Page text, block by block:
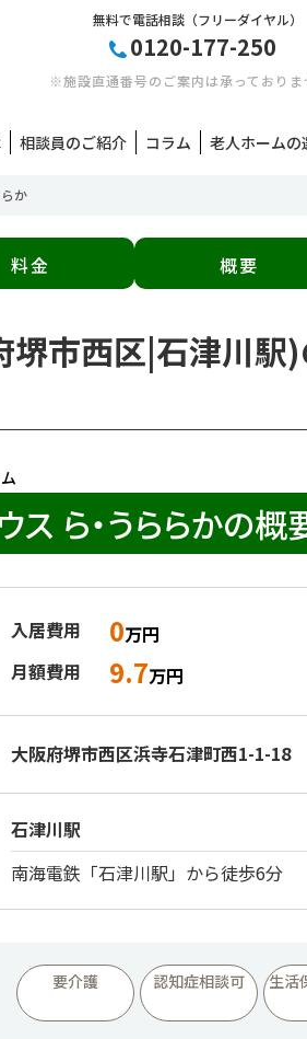
無料で電話相談 （フリーダイヤル）
0120-177-250
※施設直通番号のご案内は承っておりま
相談員のご紹介 コラム 老人ホームの
か
料金 概要
市西区|石津川駅
ス ら・うららかの概
入居費用 0万円
月額費用
9.7万円
大阪府堺市西区浜寺石津町西1-1-18
石津川駅
南海電鉄「石津川駅」から徒歩6分
要介護 認知症相談可 生活